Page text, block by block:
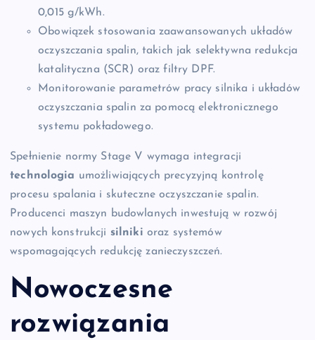
0,015 g/kWh.
Obowiązek stosowania zaawansowanych układów
oczyszczania spalin, takich jak selektywna redukcja
katalityczna (SCR) oraz filtry DPF.
Monitorowanie parametrów pracy silnika i układów
oczyszczania spalin za pomocą elektronicznego
systemu pokładowego.
Spełnienie normy Stage V wymaga integracji
technologia umożliwiających precyzyjną kontrolę
procesu spalania i skuteczne oczyszczanie spalin.
Producenci maszyn budowlanych inwestują w rozwój
nowych konstrukcji silniki oraz systemów
wspomagających redukcję zanieczyszczeń.
Nowoczesne
rozwiązania